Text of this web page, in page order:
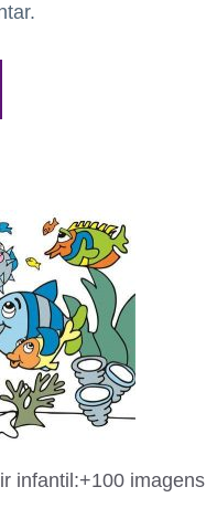
infantil:+100 imagens